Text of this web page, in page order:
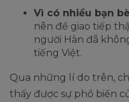
Vì có nhiều bạn
nên để giao tiếp
người Hàn đã
tiếng Việt.
Qua những lí do trên,
thấy được sự phổ biến